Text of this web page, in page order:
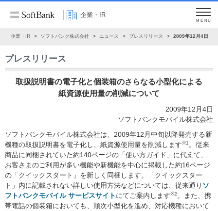
企業・IR
MENU
企業・IR ソフトバンク株式会社 ニュース プレスリリース 2009年12月4日
プレスリリース
取扱説明書の電子化と個装箱のさらなる小型化による
紙資源使用量の削減について
2009年12月4日
ソフトバンクモバイル株式会社
ソフトバンクモバイル株式会社は、2009年12月中旬以降発売する新
機種の取扱説明書を電子化し、紙資源使用量を削減します※1 。従来
商品に同梱されていた約140ページの「使い方ガイド」に代えて、
お客さまのご利用が多い機能や新機能を中心に掲載した約16ページ
の「クイックスタート」を新しく同梱します。「クイックスター
ト」内に記載されない詳しい使用方法などについては、従来通り ソ
フトバンクモバイル サービスサイトにてご案内します※2 。また、携
帯電話の個装箱においても、順次小型化を進め、対応機種において